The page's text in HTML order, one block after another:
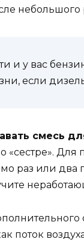
небольшого
и у вас
если
смесь
«сестре».
раз или два
поток